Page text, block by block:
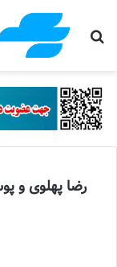
جستجو برای
رضا پهلوی و